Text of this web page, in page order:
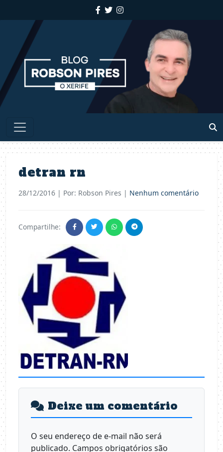
detran rn
28/12/2016 | Por: Robson Pires | Nenhum comentário
Compartilhe:
Deixe um comentário
O seu endereço de e-mail não será
publicado. Campos obrigatórios são